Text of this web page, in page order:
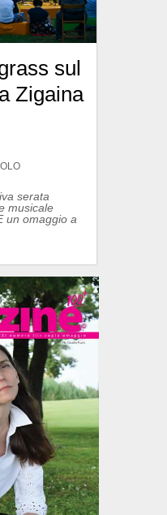
sul
Zigaina
serata
musicale
un omaggio a